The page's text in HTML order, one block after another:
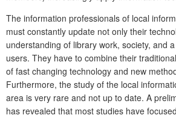
The information professionals of local
must constantly update not only their
understanding of library work, society, and
users. They have to combine their
of fast changing technology and new
Furthermore, the study of the local
area is very rare and not up to date. A
has revealed that most studies have